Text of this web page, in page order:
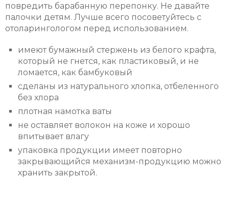
повредить барабанную перепонку. Не давайте
палочки детям. Лучше всего посоветуйтесь с
отоларингологом перед использованием.
имеют бумажный стержень из белого крафта,
который не гнется, как пластиковый, и не
ломается, как бамбуковый
сделаны из натурального хлопка, отбеленного
без хлора
плотная намотка ваты
не оставляет волокон на коже и хорошо
впитывает влагу
упаковка продукции имеет повторно
закрывающийся механизм-продукцию можно
хранить закрытой.